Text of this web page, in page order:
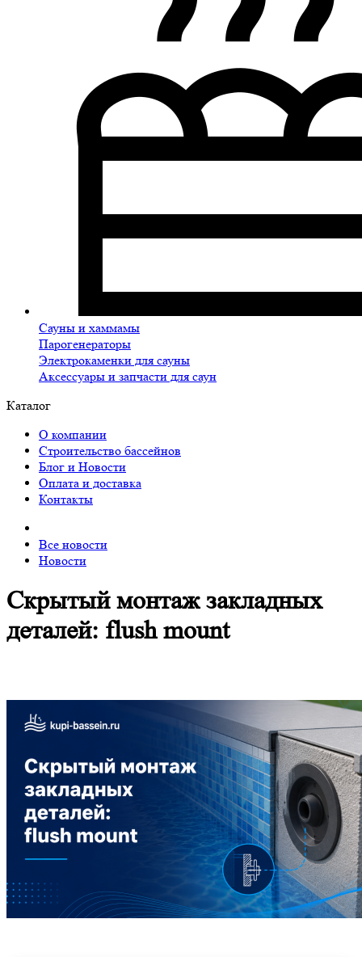
Сауны и хаммамы
Парогенераторы
Электрокаменки для сауны
Аксессуары и запчасти для саун
Каталог
О компании
Строительство бассейнов
Блог и Новости
Оплата и доставка
Контакты
Все новости
Новости
Скрытый монтаж закладных
деталей: flush mount